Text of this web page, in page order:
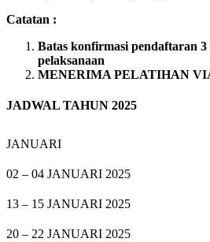
Catatan :
Batas konfirmasi pendaftaran
pelaksanaan
MENERIMA PELATIHAN
JADWAL TAHUN 2025
JANUARI
02 – 04 JANUARI 2025
13 – 15 JANUARI 2025
20 – 22 JANUARI 2025